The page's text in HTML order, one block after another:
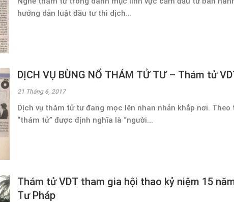
hướng dẫn luật đầu tư thì dịch...
DỊCH VỤ BÙNG NỔ THÁM TỬ TƯ – Thám tử
21 Tháng 6, 2017
Dịch vụ thám tử tư đang mọc lên nhan nhản khắp nơi.
“thám tử” được định nghĩa là “người...
Thám tử VDT tham gia hội thao kỷ niệm 15
Tư Pháp